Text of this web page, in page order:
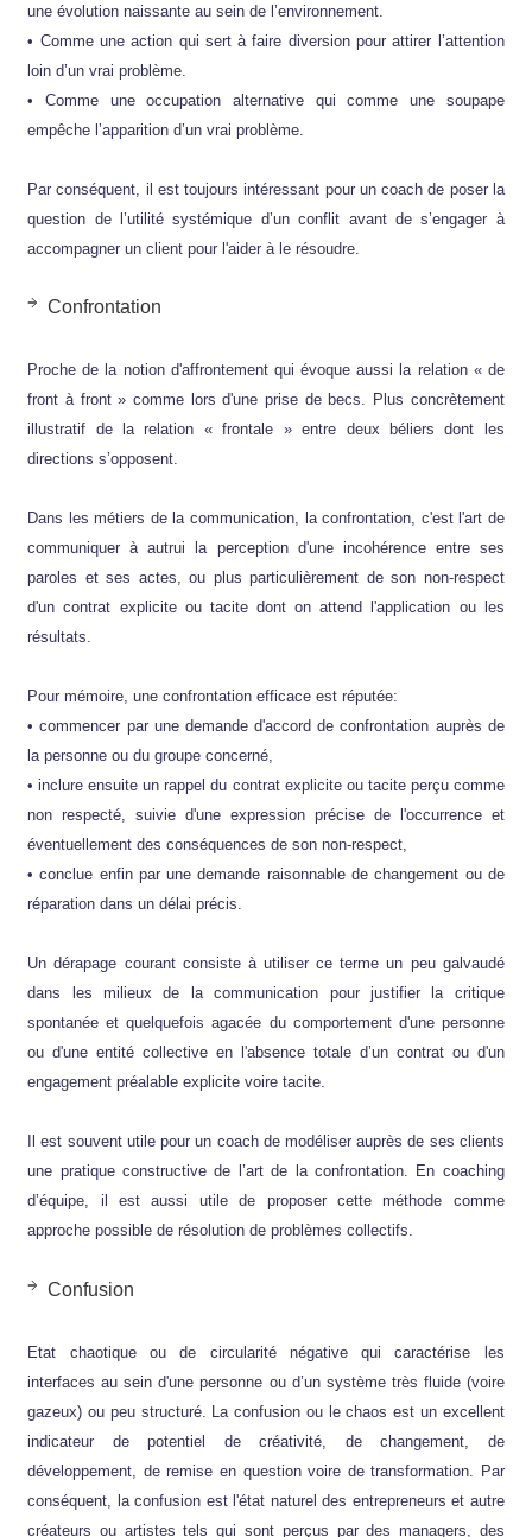
une évolution naissante au sein de l’environnement.
• Comme une action qui sert à faire diversion pour attirer l’attention
loin d’un vrai problème.
• Comme une occupation alternative qui comme une soupape
empêche l’apparition d’un vrai problème.
Par conséquent, il est toujours intéressant pour un coach de poser la
question de l’utilité systémique d’un conflit avant de s’engager à
accompagner un client pour l'aider à le résoudre.
Confrontation
Proche de la notion d'affrontement qui évoque aussi la relation « de
front à front » comme lors d'une prise de becs. Plus concrètement
illustratif de la relation « frontale » entre deux béliers dont les
directions s’opposent.
Dans les métiers de la communication, la confrontation, c'est l'art de
communiquer à autrui la perception d'une incohérence entre ses
paroles et ses actes, ou plus particulièrement de son non-respect
d'un contrat explicite ou tacite dont on attend l'application ou les
résultats.
Pour mémoire, une confrontation efficace est réputée:
• commencer par une demande d'accord de confrontation auprès de
la personne ou du groupe concerné,
• inclure ensuite un rappel du contrat explicite ou tacite perçu comme
non respecté, suivie d'une expression précise de l'occurrence et
éventuellement des conséquences de son non-respect,
• conclue enfin par une demande raisonnable de changement ou de
réparation dans un délai précis.
Un dérapage courant consiste à utiliser ce terme un peu galvaudé
dans les milieux de la communication pour justifier la critique
spontanée et quelquefois agacée du comportement d'une personne
ou d'une entité collective en l'absence totale d’un contrat ou d'un
engagement préalable explicite voire tacite.
Il est souvent utile pour un coach de modéliser auprès de ses clients
une pratique constructive de l’art de la confrontation. En coaching
d’équipe, il est aussi utile de proposer cette méthode comme
approche possible de résolution de problèmes collectifs.
Confusion
Etat chaotique ou de circularité négative qui caractérise les
interfaces au sein d'une personne ou d’un système très fluide (voire
gazeux) ou peu structuré. La confusion ou le chaos est un excellent
indicateur de potentiel de créativité, de changement, de
développement, de remise en question voire de transformation. Par
conséquent, la confusion est l'état naturel des entrepreneurs et autre
créateurs ou artistes tels qui sont perçus par des managers, des